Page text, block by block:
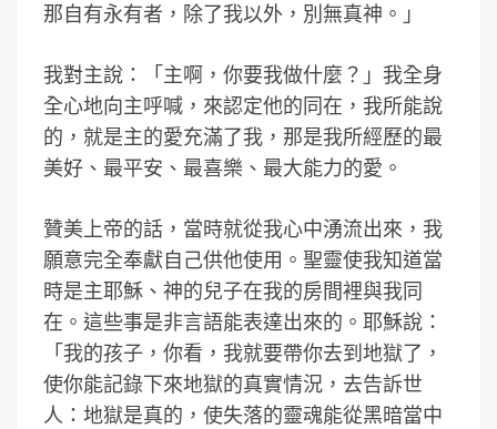
那自有永有者，除了我以外，別無真神。」
我對主說：「主啊，你要我做什麼？」我全身
全心地向主呼喊，來認定他的同在，我所能說
的，就是主的愛充滿了我，那是我所經歷的最
美好、最平安、最喜樂、最大能力的愛。
贊美上帝的話，當時就從我心中湧流出來，我
願意完全奉獻自己供他使用。聖靈使我知道當
時是主耶穌、神的兒子在我的房間裡與我同
在。這些事是非言語能表達出來的。耶穌說：
「我的孩子，你看，我就要帶你去到地獄了，
使你能記錄下來地獄的真實情況，去告訴世
人：地獄是真的，使失落的靈魂能從黑暗當中